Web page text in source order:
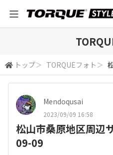
トップ＞ TORQUEフォト ＞
Mendoqusai
2023/09/09 16:58
松山市桑原地区周辺
09-09